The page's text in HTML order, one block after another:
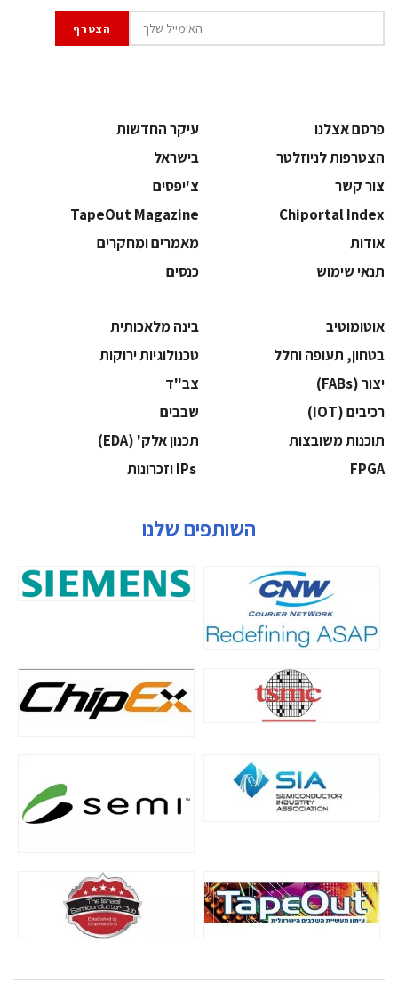
פרסם אצלנו
עיקר החדשות
הצטרפות לניוזלטר
בישראל
צור קשר
צ'יפסים
Chiportal Index
TapeOut Magazine
אודות
מאמרים ומחקרים
תנאי שימוש
כנסים
אוטומוטיב
בינה מלאכותית
בטחון, תעופה וחלל
‫טכנולוגיות ירוקות‬
‫יצור (‪(FABs‬‬
‫צב"ד‬
‫רכיבים‬ (IOT)
‫שבבים‬
‫תוכנות משובצות‬
‫תכנון אלק' (‪(EDA‬‬
‫‪FPGA‬‬
השותפים שלנו